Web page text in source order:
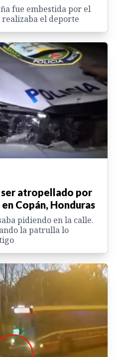
fue embestida por el
el deporte
atropellado por
Copán, Honduras
pidiendo en la calle.
la patrulla lo